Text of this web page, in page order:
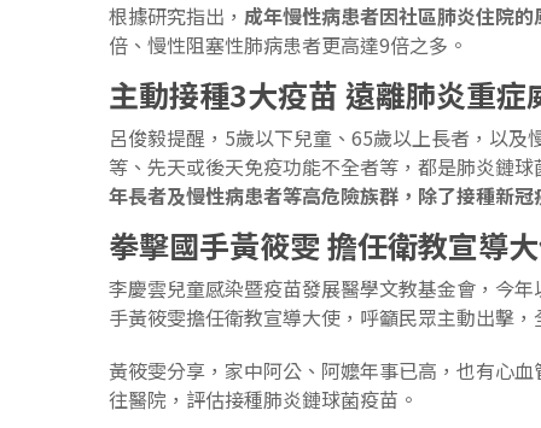
根據研究指出， 成年慢性病患者因社區肺炎住院
倍、慢性阻塞性肺病患者更高達9倍之多。
主動接種3大疫苗遠離肺炎重症
呂俊毅提醒，5歲以下兒童、65歲以上長者，以及
等、先天或後天免疫功能不全者等，都是肺炎鏈
年長者及慢性病患者等高危險族群，除了接種新
拳擊國手黃筱雯擔任衛教宣導
李慶雲兒童感染暨疫苗發展醫學文教基金會，今
手黃筱雯擔任衛教宣導大使，呼籲民眾主動出擊
黃筱雯分享，家中阿公、阿嬤年事已高，也有心
往醫院，評估接種肺炎鏈球菌疫苗。